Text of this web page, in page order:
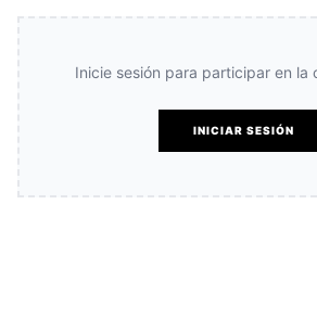
Inicie sesión para participar en la
INICIAR SESIÓN